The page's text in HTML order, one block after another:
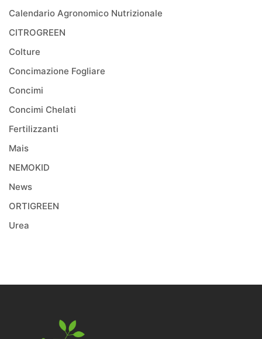
Calendario Agronomico Nutrizionale
CITROGREEN
Colture
Concimazione Fogliare
Concimi
Concimi Chelati
Fertilizzanti
Mais
NEMOKID
News
ORTIGREEN
Urea